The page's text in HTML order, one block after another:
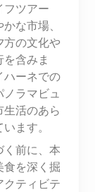
フツアー
な市場、
の文化や
含みま
ハーネでの
ラマビュ
活のあら
ます。
前に、本
を深く掘
クティビテ